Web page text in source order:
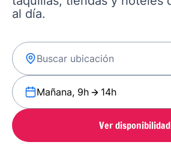
al día.
Mañana, 9h 14h
Ver disponibilidad